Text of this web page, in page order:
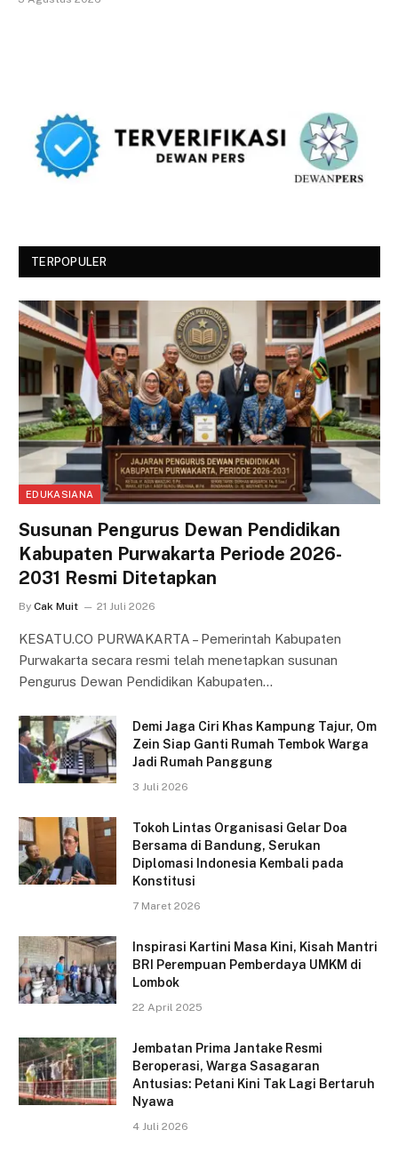
TERPOPULER
EDUKASIANA
Susunan Pengurus Dewan Pendidikan
Kabupaten Purwakarta Periode 2026-
2031 Resmi Ditetapkan
By Cak Muit 21 Juli 2026
KESATU.CO PURWAKARTA – Pemerintah Kabupaten
Purwakarta secara resmi telah menetapkan susunan
Pengurus Dewan Pendidikan Kabupaten…
Demi Jaga Ciri Khas Kampung Tajur, Om
Zein Siap Ganti Rumah Tembok Warga
Jadi Rumah Panggung
3 Juli 2026
Tokoh Lintas Organisasi Gelar Doa
Bersama di Bandung, Serukan
Diplomasi Indonesia Kembali pada
Konstitusi
7 Maret 2026
Inspirasi Kartini Masa Kini, Kisah Mantri
BRI Perempuan Pemberdaya UMKM di
Lombok
22 April 2025
Jembatan Prima Jantake Resmi
Beroperasi, Warga Sasagaran
Antusias: Petani Kini Tak Lagi Bertaruh
Nyawa
4 Juli 2026